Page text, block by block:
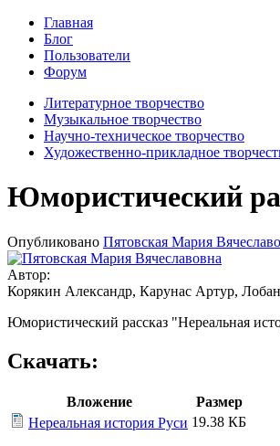
Главная
Блог
Пользователи
Форум
Литературное творчество
Музыкальное творчество
Научно-техническое творчество
Художественно-прикладное
Юмористический
Опубликовано Пятовская Мария
Автор:
Корякин Александр, Карунас Артур,
Юмористический рассказ "Нереальная
Скачать:
Вложение
Размер
Нереальная история Руси 19.38 КБ